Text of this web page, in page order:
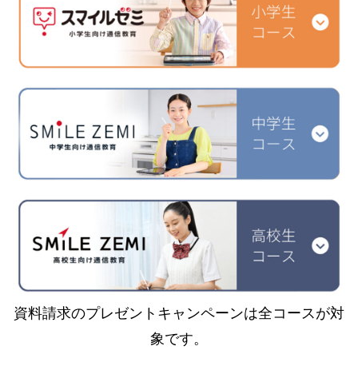
資料請求のプレゼントキャンペーンは全コースが対
象です。